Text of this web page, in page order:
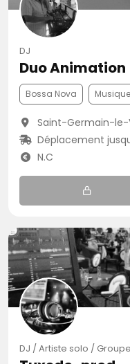
DJ
Duo Animation
Bossa Nova
Saint-Germain-le-
Déplacement
N.C
DJ / Artiste solo /